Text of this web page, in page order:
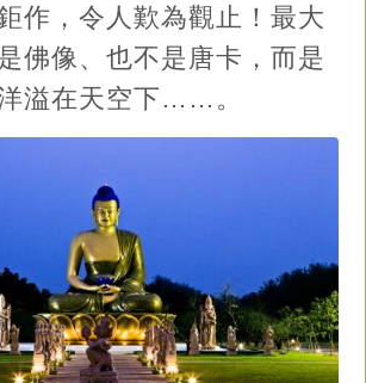
作，令人歎為觀止！最大
佛像、也不是唐卡，而是
溢在天空下……。